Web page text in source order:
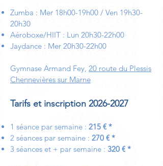
Zumba : Mer 18h00-19h00 / Ven 19h30-
20h30
Aéroboxe/HIIT : Lun 20h30-22h00
Jaydance : Mer 20h30-22h00
Gymnase Armand Fey, 20 route du Plessis
Chennevières sur Marne
Tarifs et inscription 2026-2027
1 séance par semaine : 215 € *
2 séances par semaine : 270 € *
3 séances et + par semaine : 320 € *